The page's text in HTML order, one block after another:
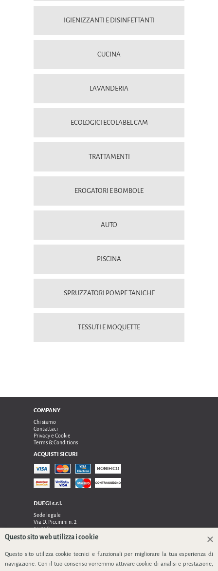
IGIENIZZANTI E DISINFETTANTI
CUCINA
LAVANDERIA
ECOLOGICI ECOLABEL CAM
TRATTAMENTI
EROGATORI E BOMBOLE
AUTO
PISCINA
SPRUZZATORI POMPE TANICHE
TESSUTI E MOQUETTE
COMPANY
Chi siamo
Contattaci
Privacy e Cookie
Terms & Conditions
ACQUISTI SICURI
DUEGI s.r.l.
Sede legale
Via D. Piccinini n. 2
24122 Bergamo
Sede operativa e amministrativa:
24048 Treviolo (Bg)
TEL 0354128024, FAX 0354129132
P.IVA 03535240166
Questo sito web utilizza i cookie
Questo sito utilizza cookie tecnici e funzionali per migliorare la tua esperienza di
navigazione. Con il tuo consenso vorremmo attivare cookie di analisi e prestazione,